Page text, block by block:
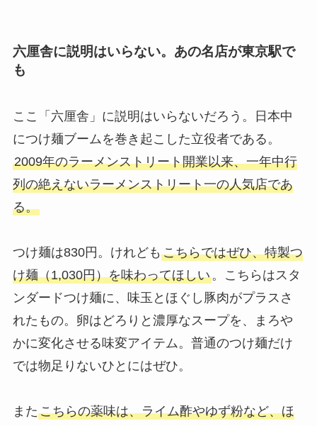
六厘舎に説明はいらない。あの名店が東京駅で
も
ここ「六厘舎」に説明はいらないだろう。日本中
につけ麺ブームを巻き起こした立役者である。
2009年のラーメンストリート開業以来、一年中行
列の絶えないラーメンストリート一の人気店であ
る。
つけ麺は830円。けれども こちらではぜひ、特製つ
け麺（1,030円）を味わってほしい。こちらはスタ
ンダードつけ麺に、味玉とほぐし豚肉がプラスさ
れたもの。卵はどろりと濃厚なスープを、まろや
かに変化させる味変アイテム。普通のつけ麺だけ
では物足りないひとにはぜひ。
またこちらの薬味は、ライム酢やゆず粉など、ほ